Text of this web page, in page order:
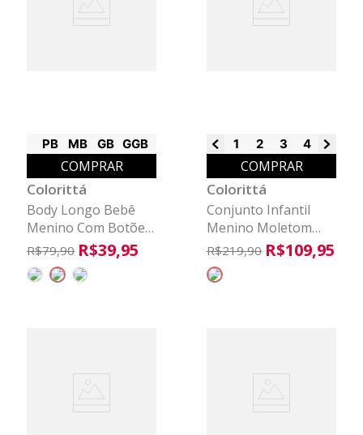
PB MB GB GGB
COMPRAR
Colorittá
Body Longo Bebê
Menino Com Botões
Colorittá Marrom
R$79,90 R$39,95
1 2 3 4 6
COMPRAR
Colorittá
Conjunto Infantil
Menino Moletom
Textura Colorittá
Bege
R$219,90 R$109,95